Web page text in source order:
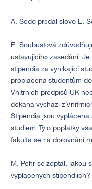
A. Šedo předal slovo E.
E. Soubustová
ustavujícího zasedání. Je
stipendia za vynikající
proplacena studentům
Vnitřních předpisů UK
děkana vychází z
Stipendia jsou
studiem. Tyto poplatky
fakulta se na dorovnání
M. Pehr se zeptal, jakou
vyplácených stipendiích?